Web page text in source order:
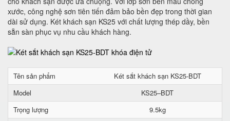
xước, công nghệ sơn tiên tiến đảm bảo bền đẹp trong thời gian
dài sử dụng. Két khách sạn KS25 với chất lượng thép dầy, bền
sẵn sàn phục vụ nhu cầu khách hàng.
Tên sản phẩm
Két sắt khách sạn KS25-BDT
Model
KS25–BDT
Trọng lượng
9.5kg